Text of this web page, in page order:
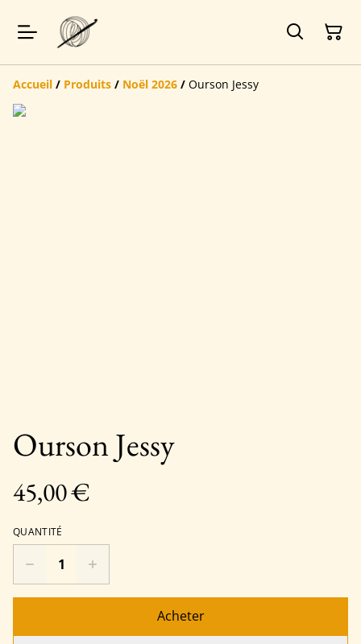
Accueil / Produits / Noël 2026 / Ourson Jessy
Ourson Jessy
45,00 €
QUANTITÉ
Acheter